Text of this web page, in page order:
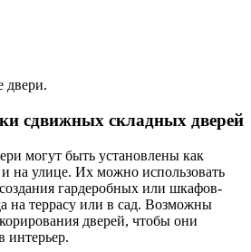
сдвижных складных дверей
могут быть установлены как
на улице. Их можно использовать
гардеробных или шкафов-
на террасу или в сад. Возможны
дверей, чтобы они
интерьер.